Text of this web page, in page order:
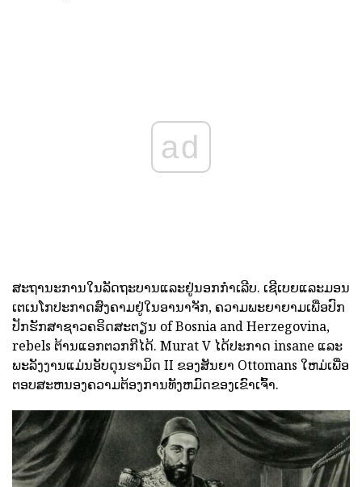
ad
ສະຖານະການໃນລັດຖະບານແລະຢູ່ນອກກໍາເລີບ. ເຊີເບຍແລະມອນ
ເຕເນໂກປະກາດສົງຄາມຢູ່ໃນອານາຈັກ, ຄວາມພະຍາຍາມເພື່ອປົກ
ປັກຮັກສາຊາວຄຣິດສະຕຽນ of Bosnia and Herzegovina,
rebels ຕ້ານແອກຕວກກີໄດ້. Murat V ໄດ້ປະກາດ insane ແລະ
ພະລັງງານແມ່ນອັບດຸນຮາມິດ II ຂອງສັນຍາ Ottomans ໃຫມ່ເພື່ອ
ຕອບສະຫນອງຄວາມຕ້ອງການທັງຫມົດຂອງເຂົາເຈົ້າ.